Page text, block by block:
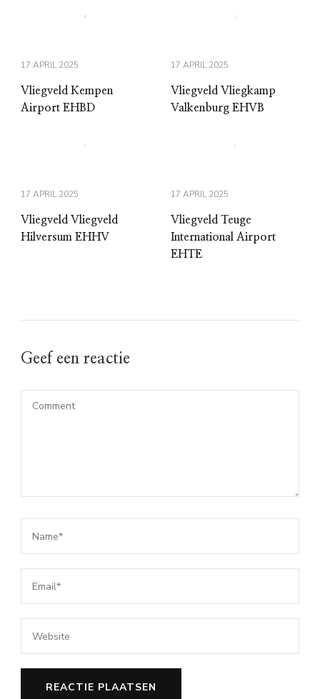
17 APRIL 2025
Vliegveld Kempen
Airport EHBD
17 APRIL 2025
Vliegveld Vliegkamp
Valkenburg EHVB
17 APRIL 2025
Vliegveld Vliegveld
Hilversum EHHV
17 APRIL 2025
Vliegveld Teuge
International Airport
EHTE
Geef een reactie